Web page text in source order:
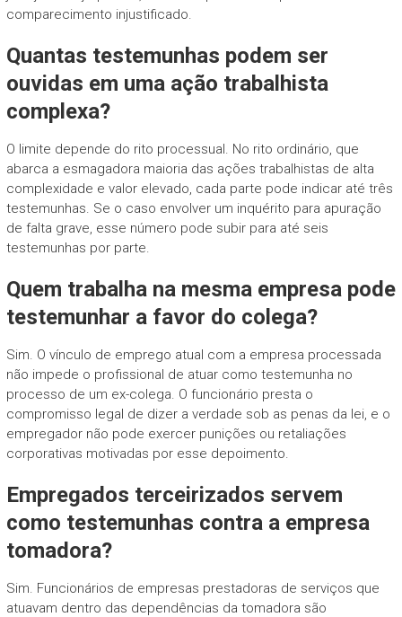
comparecimento injustificado.
Quantas testemunhas podem ser
ouvidas em uma ação trabalhista
complexa?
O limite depende do rito processual. No rito ordinário, que
abarca a esmagadora maioria das ações trabalhistas de alta
complexidade e valor elevado, cada parte pode indicar até três
testemunhas. Se o caso envolver um inquérito para apuração
de falta grave, esse número pode subir para até seis
testemunhas por parte.
Quem trabalha na mesma empresa pode
testemunhar a favor do colega?
Sim. O vínculo de emprego atual com a empresa processada
não impede o profissional de atuar como testemunha no
processo de um ex-colega. O funcionário presta o
compromisso legal de dizer a verdade sob as penas da lei, e o
empregador não pode exercer punições ou retaliações
corporativas motivadas por esse depoimento.
Empregados terceirizados servem
como testemunhas contra a empresa
tomadora?
Sim. Funcionários de empresas prestadoras de serviços que
atuavam dentro das dependências da tomadora são